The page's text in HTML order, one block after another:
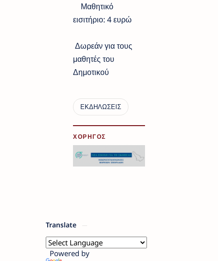
Μαθητικό
εισιτήριο: 4 ευρώ
Δωρεάν για τους
μαθητές του
Δημοτικού
ΧΟΡΗΓΟΣ
Translate
Powered by